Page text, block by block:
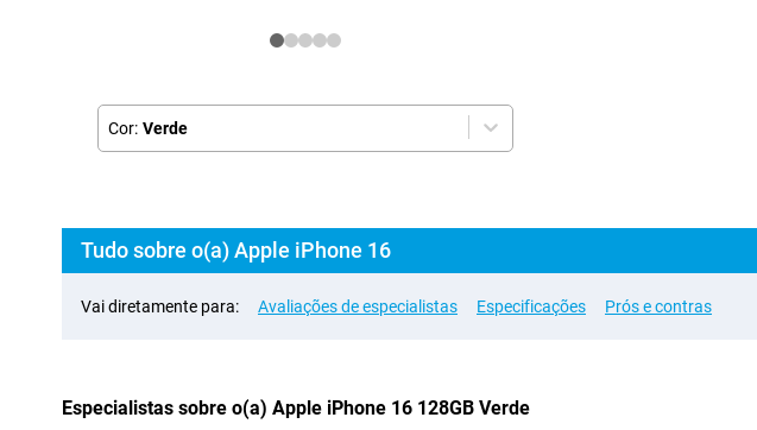
Cor: Verde
Tudo sobre o(a) Apple iPhone 16
Vai diretamente para: Avaliações de especialistas Especificações Prós e contras
Especialistas sobre o(a) Apple iPhone 16 128GB Verde